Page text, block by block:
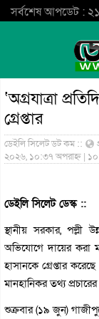
সর্বশেষ আপডেট :
‘অগ্রযাত্রা
গ্রেপ্তার
ডেইলি সিলেট ডট কম ::
২০২৬, ১০:৩৭ অপরাহ্ন |
ডেইলি সিলেট ডেস্ক ::
স্থানীয় সরকার, পল্লী
অভিযোগে দায়ের করা
হাসানকে গ্রেপ্তার
মানহানিকর তথ্য
শুক্রবার (১৯ জুন)